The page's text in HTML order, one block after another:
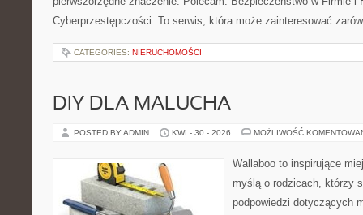
Cyberprzestępczości. To serwis, która może zainteresować
CATEGORIES: NIERUCHOMOŚCI
DIY DLA MALUCHA
POSTED BY ADMIN KWI - 30 - 2026 MOŻLIWOŚĆ
Wallaboo to inspirujące
myślą o rodzicach, którzy
podpowiedzi dotyczących